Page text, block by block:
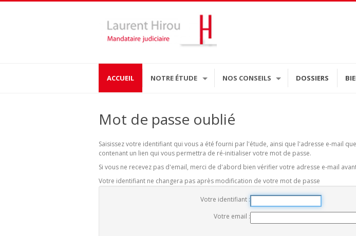
ACCUEIL NOTRE ÉTUDE NOS CONSEILS DOSSIERS
Mot de passe oublié
Saisissez votre identifiant qui vous a été fourni par l'étude, ainsi que l'adresse e-mail
contenant un lien qui vous permettra de ré-initialiser votre mot de passe.
Si vous ne recevez pas d'email, merci de d'abord bien vérifier votre adresse e-mail
Votre identifiant ne changera pas après modification de votre mot de passe
Votre identifiant
Votre email